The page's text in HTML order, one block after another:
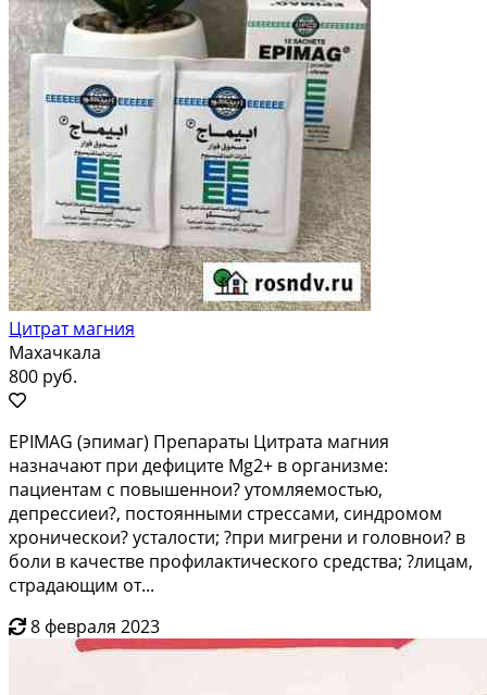
Цитрат магния
Махачкала
800 руб.
EPIMAG (эпимаг) Препараты Цитрата магния
назначают при дефиците Mg2+ в организме:
пациентам с повышеннои? утомляемостью,
депрессиеи?, постоянными стрессами, синдромом
хроническои? усталости; ?при мигрени и головнои? в
боли в качестве профилактического средства; ?лицам,
страдающим от...
8 февраля 2023